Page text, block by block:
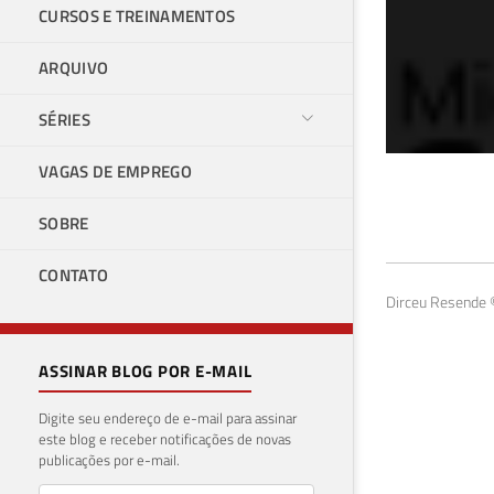
CURSOS E TREINAMENTOS
ARQUIVO
SÉRIES
VAGAS DE EMPREGO
SOBRE
CONTATO
ASSINAR BLOG POR E-MAIL
Digite seu endereço de e-mail para assinar
este blog e receber notificações de novas
publicações por e-mail.
Dirceu